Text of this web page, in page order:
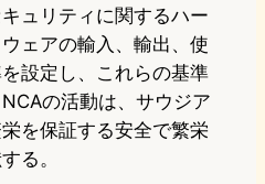
ュリティに関するハー
ェアの輸入、輸出、使
設定し、これらの基準
の活動は、サウジア
を保証する安全で繁栄
る。